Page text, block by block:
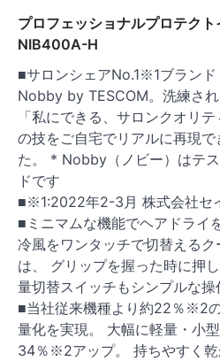
プロフェッショナルプロテク
NIB400A-H
■サロンシェアNo.1※1ブラン
Nobby by TESCOM。洗練され
「私にできる、サロンクオリ
の技をご自宅でリアルに再現
た。 * Nobby（ノビー）はテ
ドです
■※1:2022年2-3月 株式会社セ
■ミニマムな機能でヘアドライ
冷風をワンタッチで切替える
は、 グリップを握った時に押
量切替スイッチもシンプルな操
■当社従来機種より約22％※2
量化を実現。 大幅に軽量・小
34％※2アップ。 持ちやすく乾